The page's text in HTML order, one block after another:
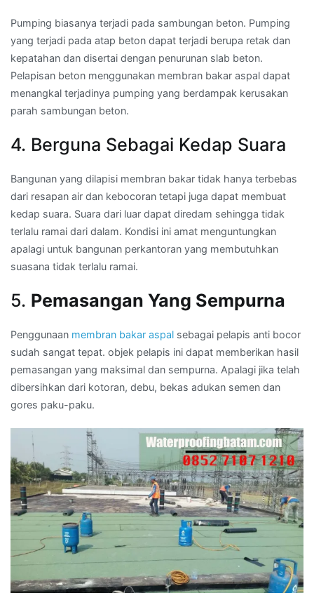
Pumping biasanya terjadi pada sambungan beton. Pumping
yang terjadi pada atap beton dapat terjadi berupa retak dan
kepatahan dan disertai dengan penurunan slab beton.
Pelapisan beton menggunakan membran bakar aspal dapat
menangkal terjadinya pumping yang berdampak kerusakan
parah sambungan beton.
4. Berguna Sebagai Kedap Suara
Bangunan yang dilapisi membran bakar tidak hanya terbebas
dari resapan air dan kebocoran tetapi juga dapat membuat
kedap suara. Suara dari luar dapat diredam sehingga tidak
terlalu ramai dari dalam. Kondisi ini amat menguntungkan
apalagi untuk bangunan perkantoran yang membutuhkan
suasana tidak terlalu ramai.
5. Pemasangan Yang Sempurna
Penggunaan membran bakar aspal sebagai pelapis anti bocor
sudah sangat tepat. objek pelapis ini dapat memberikan hasil
pemasangan yang maksimal dan sempurna. Apalagi jika telah
dibersihkan dari kotoran, debu, bekas adukan semen dan
gores paku-paku.